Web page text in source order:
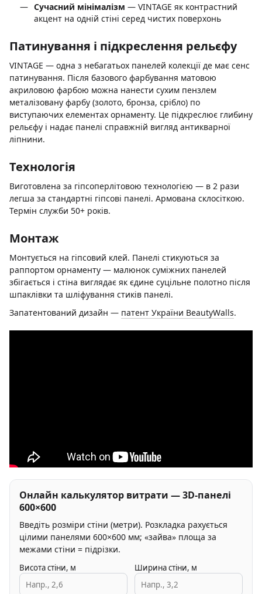
Сучасний мінімалізм — VINTAGE як контрастний
акцент на одній стіні серед чистих поверхонь
Патинування і підкреслення рельєфу
VINTAGE — одна з небагатьох панелей колекції де має сенс
патинування. Після базового фарбування матовою
акриловою фарбою можна нанести сухим пензлем
металізовану фарбу (золото, бронза, срібло) по
виступаючих елементах орнаменту. Це підкреслює глибину
рельєфу і надає панелі справжній вигляд антикварної
ліпнини.
Технологія
Виготовлена за гіпсоперлітовою технологією — в 2 рази
легша за стандартні гіпсові панелі. Армована склосіткою.
Термін служби 50+ років.
Монтаж
Монтується на гіпсовий клей. Панелі стикуються за
раппортом орнаменту — малюнок суміжних панелей
збігається і стіна виглядає як єдине суцільне полотно після
шпаклівки та шліфування стиків панелі.
Запатентований дизайн — патент України BeautyWalls.
Онлайн калькулятор витрати — 3D-панелі
600×600
Введіть розміри стіни (метри). Розкладка рахується
цілими панелями 600×600 мм; «зайва» площа за
межами стіни = підрізки.
Висота стіни, м Ширина стіни, м